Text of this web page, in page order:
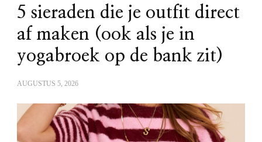
5 sieraden die je outfit direct
af maken (ook als je in
yogabroek op de bank zit)
AUGUSTUS 5, 2026